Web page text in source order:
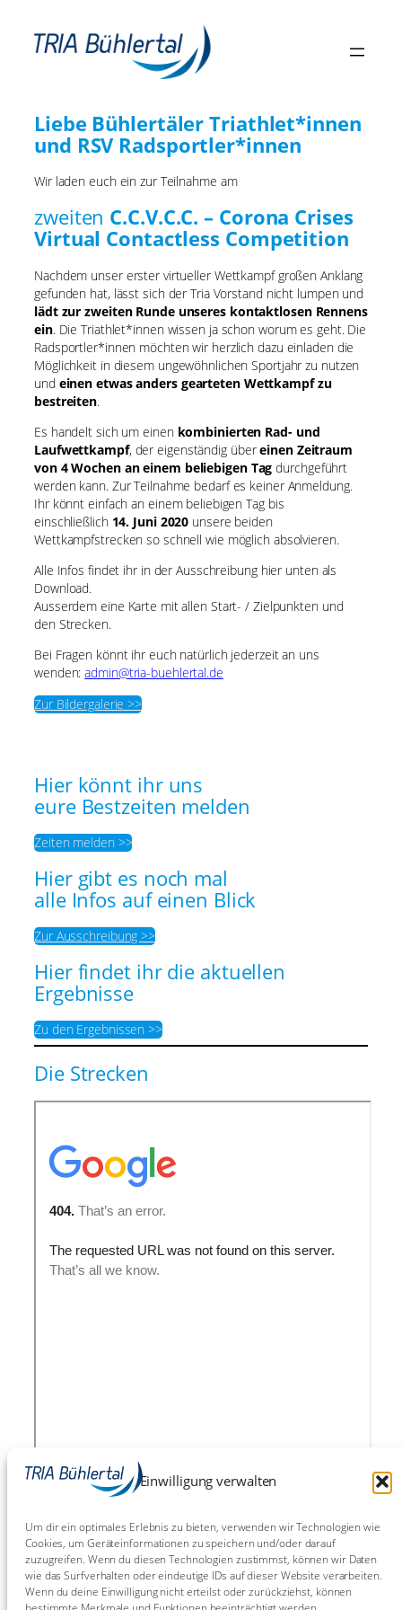
Einwilligung verwalten
Um dir ein optimales Erlebnis zu bieten, verwenden wir Technologien wie
Cookies, um Geräteinformationen zu speichern und/oder darauf
zuzugreifen. Wenn du diesen Technologien zustimmst, können wir Daten
wie das Surfverhalten oder eindeutige IDs auf dieser Website verarbeiten.
Wenn du deine Einwilligung nicht erteilst oder zurückziehst, können
Inhalt
springen
Liebe Bühlertäler Triathlet*innen
und RSV Radsportler*innen
Wir laden euch ein zur Teilnahme am
zweiten C.C.V.C.C. – Corona Crises
Virtual Contactless Competition
Nachdem unser erster virtueller Wettkampf großen Anklang
gefunden hat, lässt sich der Tria Vorstand nicht lumpen und
lädt zur zweiten Runde unseres kontaktlosen Rennens
ein. Die Triathlet*innen wissen ja schon worum es geht. Die
Radsportler*innen möchten wir herzlich dazu einladen die
Möglichkeit in diesem ungewöhnlichen Sportjahr zu nutzen
und einen etwas anders gearteten Wettkampf zu
bestreiten.
Es handelt sich um einen kombinierten Rad- und
Laufwettkampf, der eigenständig übereinen Zeitraum
von 4 Wochen an einem beliebigen Tag durchgeführt
werden kann. Zur Teilnahme bedarf es keiner Anmeldung.
Ihr könnt einfach an einem beliebigen Tag bis
einschließlich 14. Juni 2020 unsere beiden
Wettkampfstrecken so schnell wie möglich absolvieren.
Alle Infos findet ihr in der Ausschreibung hier unten als
Download.
Ausserdem eine Karte mit allen Start- / Zielpunkten und
den Strecken.
Bei Fragen könnt ihr euch natürlich jederzeit an uns
wenden:admin@tria-buehlertal.de
Zur Bildergalerie >>
Hier könnt ihr uns
eure Bestzeiten melden
Zeiten melden >>
Hier gibt es noch mal
alle Infos auf einen Blick
Zur Ausschreibung >>
Hier findet ihr die aktuellen
Ergebnisse
Zu den Ergebnissen >>
Die Strecken